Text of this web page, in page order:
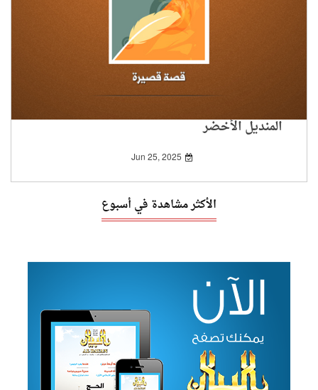
المنديل الأخضر
Jun 25, 2025
الأكثر مشاهدة في أسبوع